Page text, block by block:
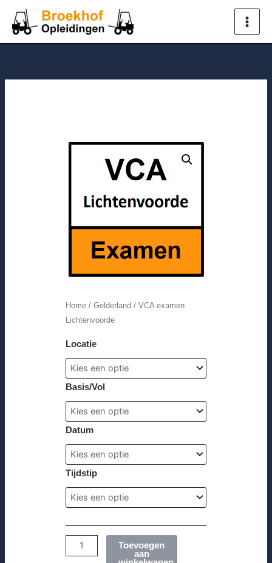
naar
Home/ Gelderland / VCA examen
Lichtenvoorde
Locatie
Basis/Vol
Datum
Tijdstip
VCA
Lichtenvoorde
Toevoegen
aan